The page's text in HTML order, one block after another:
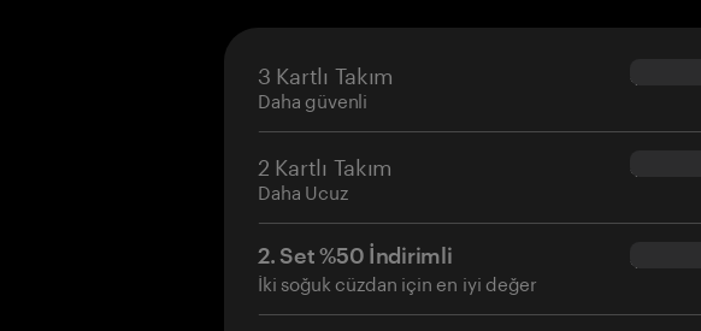
3 Kartlı Takım
Daha güvenli
$69.90
2 Kartlı Takım
Daha Ucuz
$54.90
2. Set %50 İndirimli
İki soğuk cüzdan için en iyi değer
$34.95